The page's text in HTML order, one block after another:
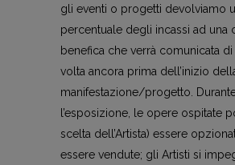
gli eventi o progetti devolviamo
percentuale degli incassi ad una
benefica che verrà comunicata di
volta ancora prima dell’inizio
manifestazione/progetto.
l’esposizione, le opere ospitate
scelta dell’Artista) essere
essere vendute; gli Artisti si